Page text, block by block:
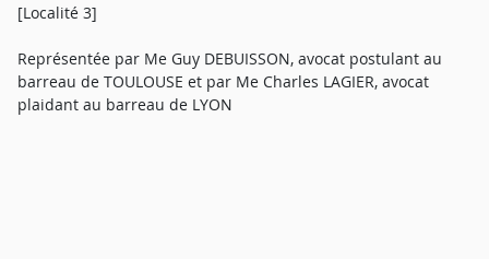
[Localité 3]
Représentée par Me Guy DEBUISSON, avocat postulant au
barreau de TOULOUSE et par Me Charles LAGIER, avocat
plaidant au barreau de LYON